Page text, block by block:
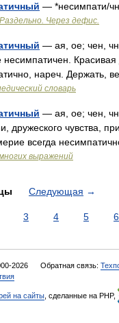
— *несимпати/
Через дефис.
— ая, ое; чен,
нареч. Держать,
словарь
— ая, ое; чен,
дружеского чувства,
всегда
выражений
Следующая →
3 4 5 6
2026 Обратная связь:
на сайты , сделанные на PHP,